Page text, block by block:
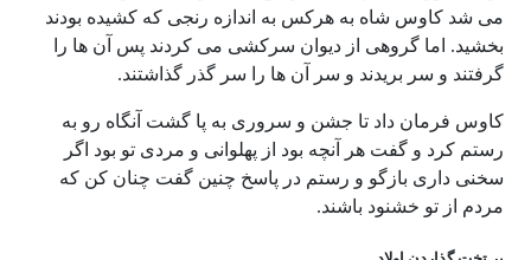
می شد کاوس شاه به هرکس به اندازه رنجی که کشیده بودند
بخشید. اما گروهی از دیوان سرکشی می کردند پس آن ها را
گرفتند و سر بریدند و سر آن ها را سر گذر گذاشتند.
کاوس فرمان داد تا جشن و سروری به پا گشت آنگاه رو به
رستم کرد و گفت هر آنچه بود از پهلوانی و مردی تو بود اگر
سخنی داری بازگو و رستم در پاسخ چنین گفت چنان کن که
مردم از تو خشنود باشند.